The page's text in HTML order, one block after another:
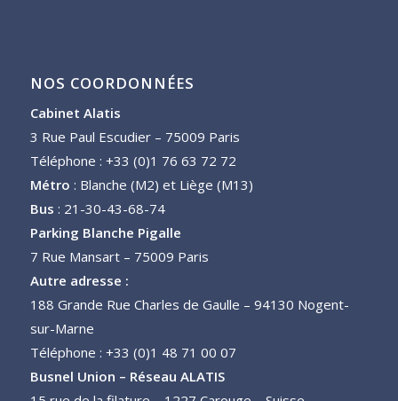
NOS COORDONNÉES
Cabinet Alatis
3 Rue Paul Escudier – 75009 Paris
Téléphone : +33 (0)1 76 63 72 72
Métro : Blanche (M2) et Liège (M13)
Bus : 21-30-43-68-74
Parking Blanche Pigalle
7 Rue Mansart – 75009 Paris
Autre adresse :
188 Grande Rue Charles de Gaulle – 94130 Nogent-
sur-Marne
Téléphone : +33 (0)1 48 71 00 07
Busnel Union – Réseau ALATIS